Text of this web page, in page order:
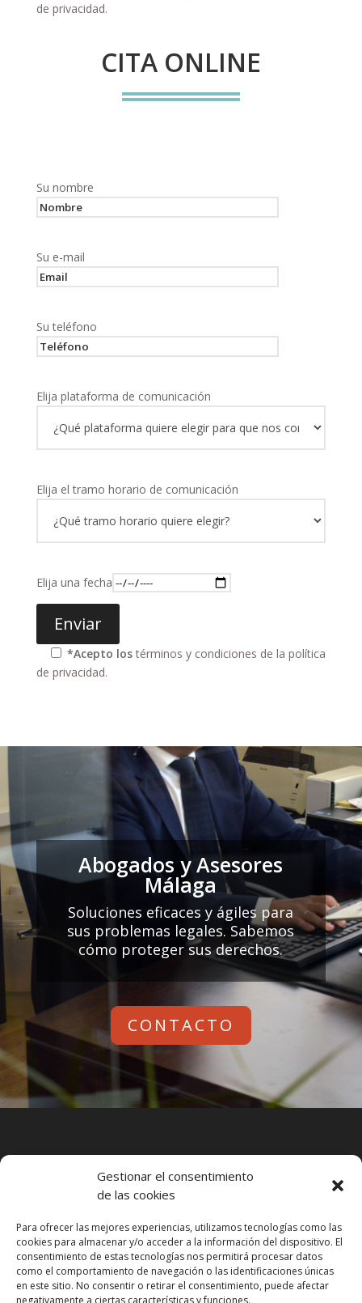
Gestionar el consentimiento
de las cookies
Para ofrecer las mejores experiencias, utilizamos tecnologías como las
cookies para almacenar y/o acceder a la información del dispositivo. El
consentimiento de estas tecnologías nos permitirá procesar datos
como el comportamiento de navegación o las identificaciones únicas
en este sitio. No consentir o retirar el consentimiento, puede afectar
negativamente a ciertas características y funciones.
de privacidad.
CITA ONLINE
Su nombre
Su e-mail
Su teléfono
Elija plataforma de comunicación
Elija el tramo horario de comunicación
Elija una fecha
*Acepto lostérminos y condiciones de la política
de privacidad.
Abogados y Asesores
Málaga
Soluciones eficaces y ágiles para
sus problemas legales. Sabemos
cómo proteger sus derechos.
CONTACTO